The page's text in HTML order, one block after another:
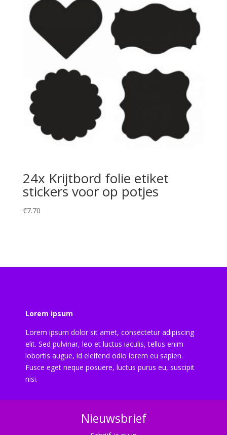
24x Krijtbord folie etiket
stickers voor op potjes
€7.70
Lorem ipsum
Lorem ipsum dolor sit amet, consectetur adipiscing
elit. Sed pulvinar, leo et luctus iaculis, tellus enim
lobortis augue, id eleifend odio lorem eu sapien.
Fusce eget neque posuere, luctus purus eu, suscipit
nisi.
Nieuwsbrief